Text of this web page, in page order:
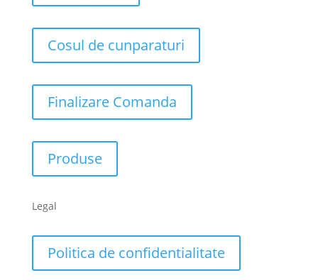
Cosul de cunparaturi
Finalizare Comanda
Produse
Legal
Politica de confidentialitate